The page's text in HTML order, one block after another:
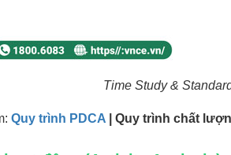
Time Study &
Quy trình PDCA | Quy trình chất